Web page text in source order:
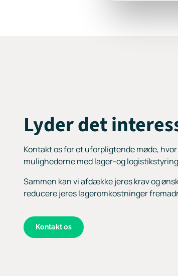
Lyder det
Kontakt os for et uforpligtende møde,
mulighederne med lager-og
Sammen kan vi afdække jeres krav og
reducere jeres lageromkostninger
Kontakt os